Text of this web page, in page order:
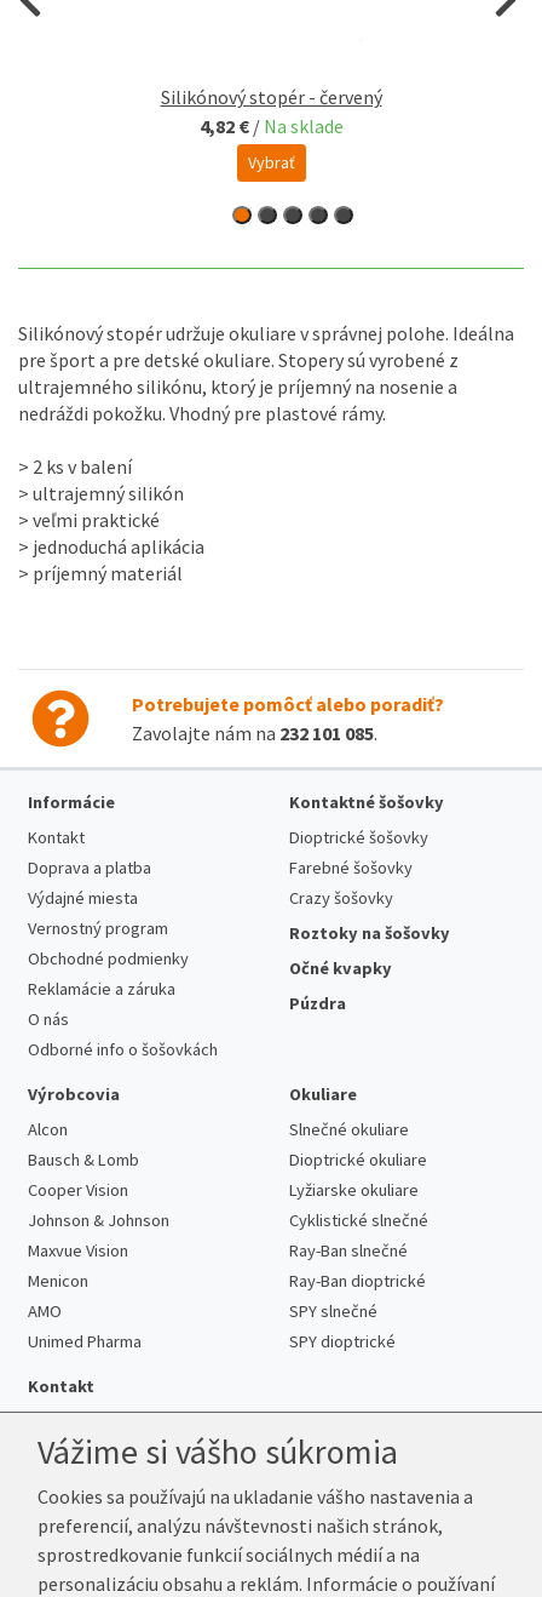
Silikónový stopér - červený
4,82 € / Na sklade
Vybrať
Silikónový stopér udržuje okuliare v správnej polohe. Ideálna
pre šport a pre detské okuliare. Stopery sú vyrobené z
ultrajemného silikónu, ktorý je príjemný na nosenie a
nedráždi pokožku. Vhodný pre plastové rámy.
> 2 ks v balení
> ultrajemný silikón
> veľmi praktické
> jednoduchá aplikácia
> príjemný materiál
Potrebujete pomôcť alebo poradiť?
Zavolajte nám na 232 101 085.
Informácie
Kontakt
Doprava a platba
Výdajné miesta
Vernostný program
Obchodné podmienky
Reklamácie a záruka
O nás
Odborné info o šošovkách
Kontaktné šošovky
Dioptrické šošovky
Farebné šošovky
Crazy šošovky
Roztoky na šošovky
Očné kvapky
Púzdra
Výrobcovia
Alcon
Bausch & Lomb
Cooper Vision
Johnson & Johnson
Maxvue Vision
Menicon
AMO
Unimed Pharma
Okuliare
Slnečné okuliare
Dioptrické okuliare
Lyžiarske okuliare
Cyklistické slnečné
Ray-Ban slnečné
Ray-Ban dioptrické
SPY slnečné
SPY dioptrické
Kontakt
Telefón:+421 222 205 863
E-mail:info@k-sosovky.sk
Reklamačná adresa
Vážime si vášho súkromia
Cookies sa používajú na ukladanie vášho nastavenia a
preferencií, analýzu návštevnosti našich stránok,
sprostredkovanie funkcií sociálnych médií a na
personalizáciu obsahu a reklám. Informácie o používaní